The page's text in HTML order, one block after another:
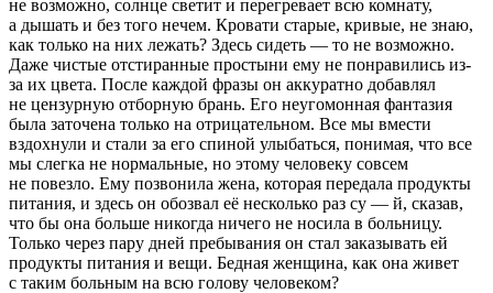
не возможно, солнце светит и перегревает всю комнату,
а дышать и без того нечем. Кровати старые, кривые, не знаю,
как только на них лежать? Здесь сидеть — то не возможно.
Даже чистые отстиранные простыни ему не понравились из-
за их цвета. После каждой фразы он аккуратно добавлял
не цензурную отборную брань. Его неугомонная фантазия
была заточена только на отрицательном. Все мы вмести
вздохнули и стали за его спиной улыбаться, понимая, что все
мы слегка не нормальные, но этому человеку совсем
не повезло. Ему позвонила жена, которая передала продукты
питания, и здесь он обозвал её несколько раз су — й, сказав,
что бы она больше никогда ничего не носила в больницу.
Только через пару дней пребывания он стал заказывать ей
продукты питания и вещи. Бедная женщина, как она живет
с таким больным на всю голову человеком?